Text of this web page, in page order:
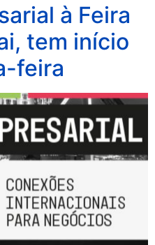
à Feira
tem início
feira